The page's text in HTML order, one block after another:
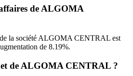
de ALGOMA
la société ALGOMA CENTRAL est
de 8.19%.
de ALGOMA CENTRAL ?